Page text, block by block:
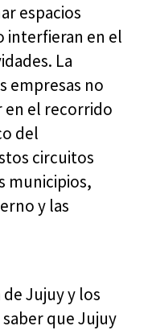
espacios
interfieran en el
La
empresas no
en el recorrido
del
circuitos
municipios,
y las
Jujuy y los
que Jujuy